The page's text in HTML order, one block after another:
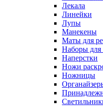
Лекала
Линейки
Лупы
Манекены
Маты для
Наборы для
Наперстки
Ножи
Ножницы